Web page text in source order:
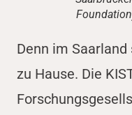
Denn im
zu Hause. Die